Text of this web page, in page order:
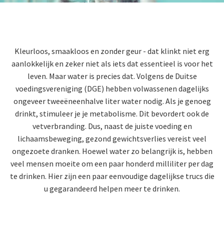
Kleurloos, smaakloos en zonder geur - dat klinkt niet erg
aanlokkelijk en zeker niet als iets dat essentieel is voor het
leven. Maar water is precies dat. Volgens de Duitse
voedingsvereniging (DGE) hebben volwassenen dagelijks
ongeveer tweeëneenhalve liter water nodig. Als je genoeg
drinkt, stimuleer je je metabolisme. Dit bevordert ook de
vetverbranding. Dus, naast de juiste voeding en
lichaamsbeweging, gezond gewichtsverlies vereist veel
ongezoete dranken. Hoewel water zo belangrijk is, hebben
veel mensen moeite om een paar honderd milliliter per dag
te drinken. Hier zijn een paar eenvoudige dagelijkse trucs die
u gegarandeerd helpen meer te drinken.